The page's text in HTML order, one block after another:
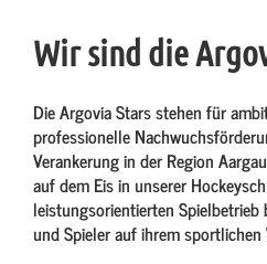
Wir sind die
Die Argovia Stars stehen für
professionelle
Verankerung in der Region
auf dem Eis in unserer
leistungsorientierten Spielbetrieb
und Spieler auf ihrem sportlichen